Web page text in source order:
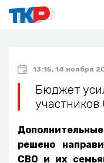
13:15, 14 ноября
Бюджет
решено
СВО и их